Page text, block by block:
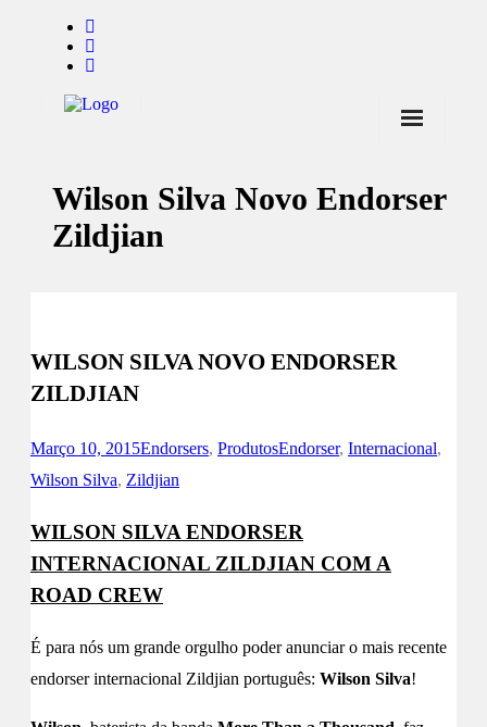
Notícias
Marcas
Promoções
Wilson Silva Novo Endorser
Zildjian
WILSON SILVA NOVO ENDORSER
ZILDJIAN
Março 10, 2015Endorsers, ProdutosEndorser, Internacional,
Wilson Silva, Zildjian
WILSON SILVA ENDORSER
INTERNACIONAL ZILDJIAN COM A
ROAD CREW
É para nós um grande orgulho poder anunciar o mais recente
endorser internacional Zildjian português: Wilson Silva!